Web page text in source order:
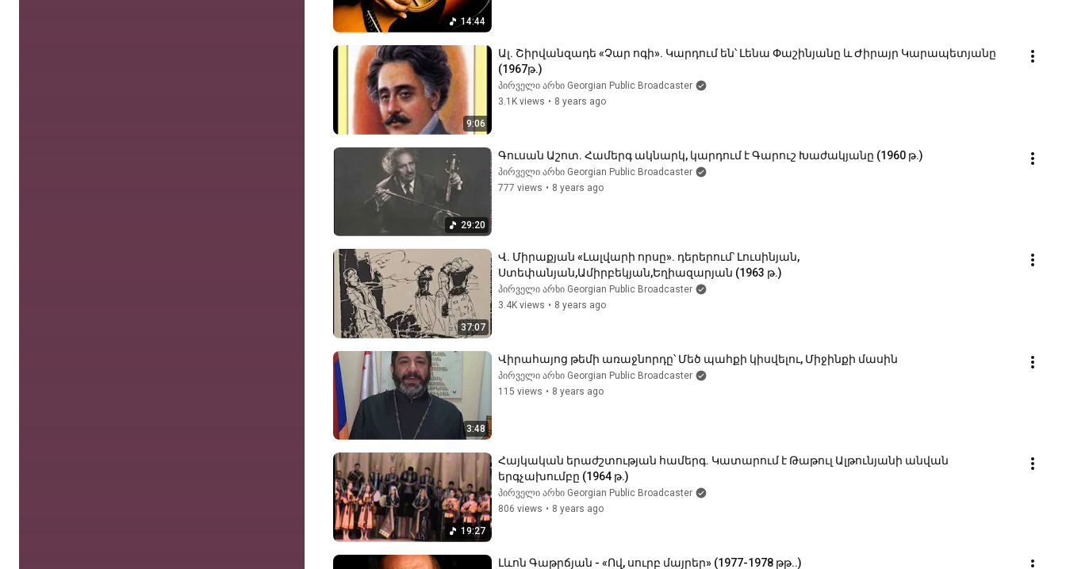
14:44
9:06
Ալ. Շիրվանզադե «Չար ոգի». Կարդում են՝ Լենա Փաշինյանը և Ժիրայր Կարապետյանը
(1967թ.)
პირველი არხი Georgian Public Broadcaster
3.1K views • 8 years ago
29:20
Գուսան Աշոտ. Համերգ ակնարկ, կարդում է Գարուշ Խաժակյանը (1960 թ.)
პირველი არხი Georgian Public Broadcaster
777 views • 8 years ago
37:07
Վ. Միրաքյան «Լալվարի որսը». դերերում՝ Լուսինյան,
Ստեփանյան,Ամիրբեկյան,Եղիազարյան (1963 թ.)
პირველი არხი Georgian Public Broadcaster
3.4K views • 8 years ago
3:48
Վիրահայոց թեմի առաջնորդը՝ Մեծ պահքի կիսվելու, Միջինքի մասին
პირველი არხი Georgian Public Broadcaster
115 views • 8 years ago
19:27
Հայկական երաժշտության համերգ. Կատարում է Թաթուլ Ալթունյանի անվան
երգչախումբը (1964 թ.)
პირველი არხი Georgian Public Broadcaster
806 views • 8 years ago
Լևոն Գաթրճյան - «Ով, սուրբ մայրեր» (1977-1978 թթ..)